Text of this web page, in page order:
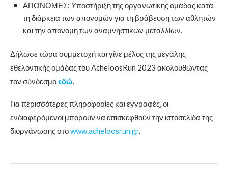
ΑΠΟΝΟΜΕΣ: Υποστήριξη της οργανωτικής ομάδας κατά
τη διάρκεια των απονομών για τη βράβευση των αθλητών
και την απονομή των αναμνηστικών μεταλλίων.
Δήλωσε τώρα συμμετοχή και γίνε μέλος της μεγάλης
εθελοντικής ομάδας του AcheloosRun 2023 ακολουθώντας
τον σύνδεσμοεδώ.
Για περισσότερες πληροφορίες και εγγραφές, οι
ενδιαφερόμενοι μπορούν να επισκεφθούν την ιστοσελίδα της
διοργάνωσης στοwww.acheloosrun.gr.